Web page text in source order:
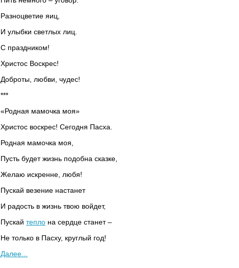
Разноцветие яиц,
И улыбки светлых лиц.
С праздником!
Христос Воскрес!
Доброты, любви, чудес!
***
«Родная мамочка моя»
Христос воскрес! Сегодня Пасха.
Родная мамочка моя,
Пусть будет жизнь подобна сказке,
Желаю искренне, любя!
Пускай везение настанет
И радость в жизнь твою войдет,
Пускай тепло на сердце станет –
Не только в Пасху, круглый год!
Далее...